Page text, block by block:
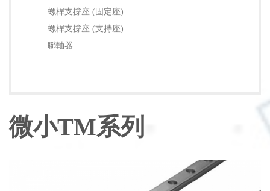
螺桿支撐座 (固定座)
螺桿支撐座 (支持座)
聯軸器
微小TM系列